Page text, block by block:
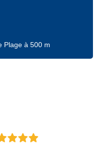
Plage à 500 m
5 sur 5